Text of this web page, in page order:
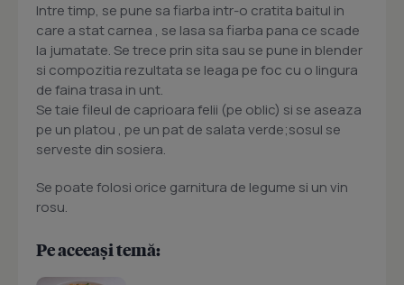
Intre timp, se pune sa fiarba intr-o cratita baitul in
care a stat carnea , se lasa sa fiarba pana ce scade
la jumatate. Se trece prin sita sau se pune in blender
si compozitia rezultata se leaga pe foc cu o lingura
de faina trasa in unt.
Se taie fileul de caprioara felii (pe oblic) si se aseaza
pe un platou , pe un pat de salata verde;sosul se
serveste din sosiera.
Se poate folosi orice garnitura de legume si un vin
rosu.
Pe aceeași temă: